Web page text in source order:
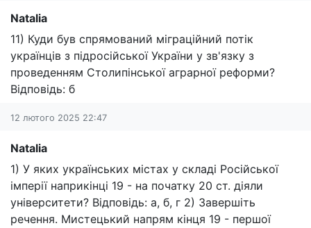
Natalia
11) Куди був спрямований міграційний потік
українців з підросійської України у зв'язку з
проведенням Столипінської аграрної реформи?
Відповідь: б
12 лютого 2025 22:47
Natalia
1) У яких українських містах у складі Російської
імперії наприкінці 19 - на початку 20 ст. діяли
університети? Відповідь: а, б, г 2) Завершіть
речення. Мистецький напрям кінця 19 - першої